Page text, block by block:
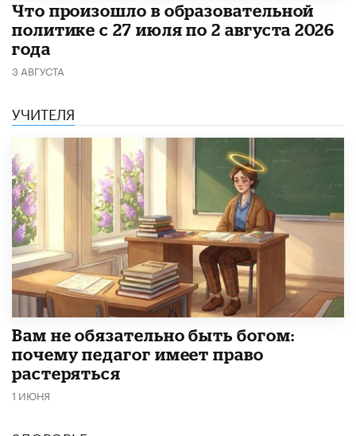
​Что произошло в образовательной
политике с 27 июля по 2 августа 2026
года
3 АВГУСТА
УЧИТЕЛЯ
​Вам не обязательно быть богом:
почему педагог имеет право
растеряться
1 ИЮНЯ